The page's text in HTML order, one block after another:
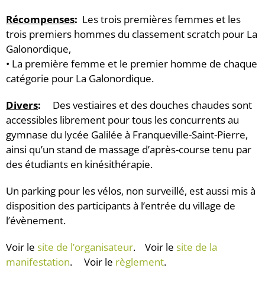
Récompenses: Les trois premières femmes et les
trois premiers hommes du classement scratch pour La
Galonordique,
• La première femme et le premier homme de chaque
catégorie pour La Galonordique.
Divers: Des vestiaires et des douches chaudes sont
accessibles librement pour tous les concurrents au
gymnase du lycée Galilée à Franqueville-Saint-Pierre,
ainsi qu’un stand de massage d’après-course tenu par
des étudiants en kinésithérapie.
Un parking pour les vélos, non surveillé, est aussi mis à
disposition des participants à l’entrée du village de
l’évènement.
Voir le site de l’organisateur. Voir le site de la
manifestation. Voir le règlement.